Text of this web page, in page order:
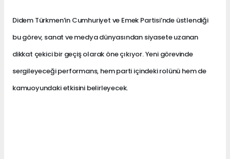
Didem Türkmen’in Cumhuriyet ve Emek Partisi’nde üstlendiği
bu görev, sanat ve medya dünyasından siyasete uzanan
dikkat çekici bir geçiş olarak öne çıkıyor. Yeni görevinde
sergileyeceği performans, hem parti içindeki rolünü hem de
kamuoyundaki etkisini belirleyecek.